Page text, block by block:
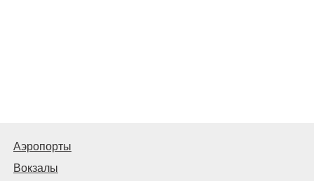
Аэропорты
Вокзалы